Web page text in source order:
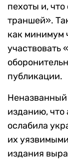
пехоты и,
траншей».
как минимум
участвовать
публикации.
изданию, что
ослабила
их
издания